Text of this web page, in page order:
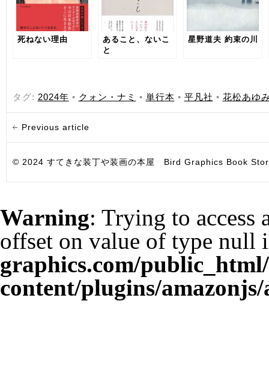
死ねない理由
あること、ないこ
と
星野道夫 約束の川
タグ: 2024年 • クォン・ナミ • 単行本 • 平凡社 • 花松あゆ
Previous article
© 2024 すてきな装丁や装画の本屋 Bird Graphics Book
Warning: Trying to access
offset on value of type null
graphics.com/
content/plugins/